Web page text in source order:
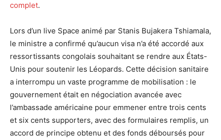
complet.
Lors d’un live Space animé par Stanis Bujakera Tshiamala,
le ministre a confirmé qu’aucun visa n’a été accordé aux
ressortissants congolais souhaitant se rendre aux États-
Unis pour soutenir les Léopards. Cette décision sanitaire
a interrompu un vaste programme de mobilisation : le
gouvernement était en négociation avancée avec
l’ambassade américaine pour emmener entre trois cents
et six cents supporters, avec des formulaires remplis, un
accord de principe obtenu et des fonds déboursés pour